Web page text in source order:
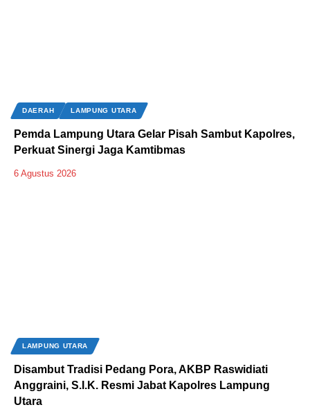
DAERAH LAMPUNG UTARA
Pemda Lampung Utara Gelar Pisah Sambut Kapolres,
Perkuat Sinergi Jaga Kamtibmas
6 Agustus 2026
LAMPUNG UTARA
Disambut Tradisi Pedang Pora, AKBP Raswidiati
Anggraini, S.I.K. Resmi Jabat Kapolres Lampung
Utara